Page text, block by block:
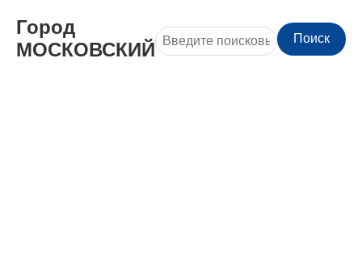
Город
МОСКОВСКИЙ
Поиск